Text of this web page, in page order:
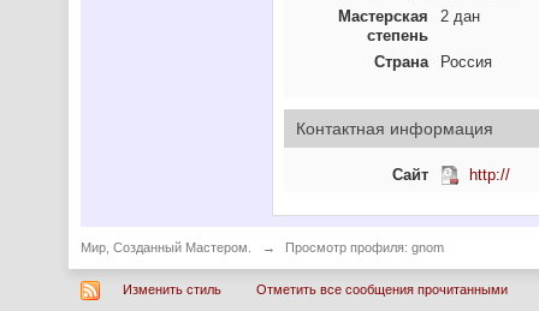
Мастерская
степень
2 дан
Страна Россия
Контактная информация
Сайт http://
Мир, Созданный Мастером. → Просмотр профиля: gnom
Изменить стиль Отметить все сообщения прочитанными